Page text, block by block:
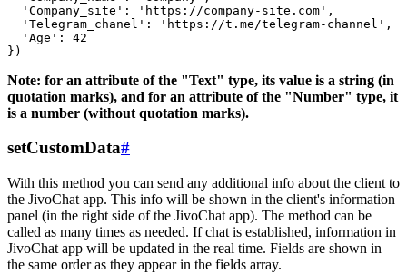
  'Company_site': 'https://company-site.com',
  'Telegram_chanel': 'https://t.me/telegram-channel',
  'Age': 42
Note: for an attribute of the "Text" type, its value is a string (in
quotation marks), and for an attribute of the "Number" type, it
is a number (without quotation marks).
setCustomData#
With this method you can send any additional info about the client to
the JivoChat app. This info will be shown in the client's information
panel (in the right side of the JivoChat app). The method can be
called as many times as needed. If chat is established, information in
JivoChat app will be updated in the real time. Fields are shown in
the same order as they appear in the fields array.